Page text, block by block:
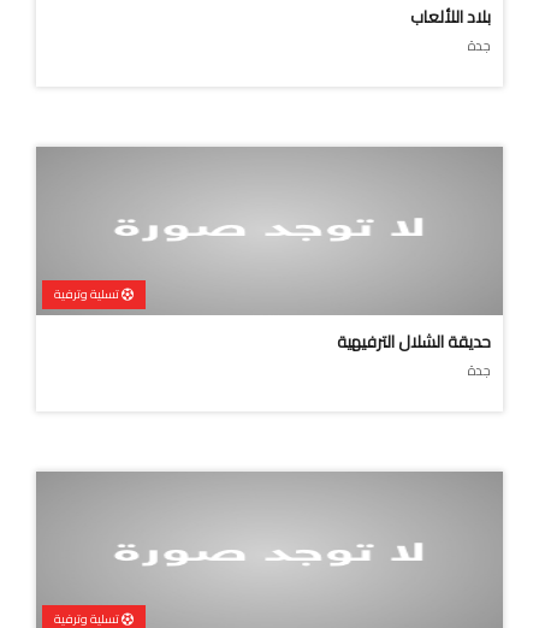
بلاد اللألعاب
جدة
تسلية وترفية
حديقة الشلال الترفيهية
جدة
تسلية وترفية